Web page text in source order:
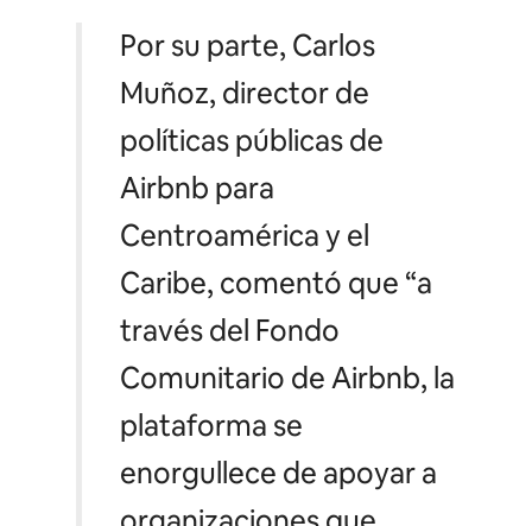
Por su parte, Carlos
Muñoz, director de
políticas públicas de
Airbnb para
Centroamérica y el
Caribe, comentó que “a
través del Fondo
Comunitario de Airbnb, la
plataforma se
enorgullece de apoyar a